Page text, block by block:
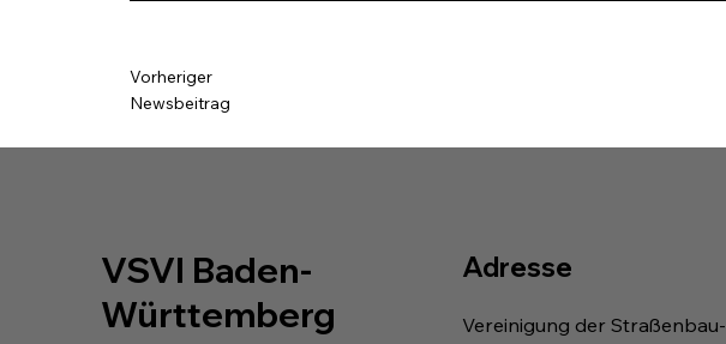
Vorheriger
Newsbeitrag
VSVI Baden-
Württemberg
Adresse
Vereinigung der Straßenbau-